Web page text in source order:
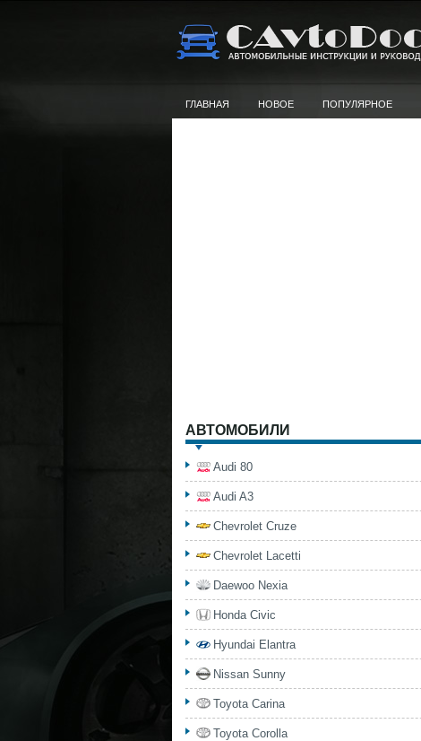
ГЛАВНАЯ НОВОЕ ПОПУЛЯРНОЕ
АВТОМОБИЛИ
Audi 80
Audi A3
Chevrolet Cruze
Chevrolet Lacetti
Daewoo Nexia
Honda Civic
Hyundai Elantra
Nissan Sunny
Toyota Carina
Toyota Corolla